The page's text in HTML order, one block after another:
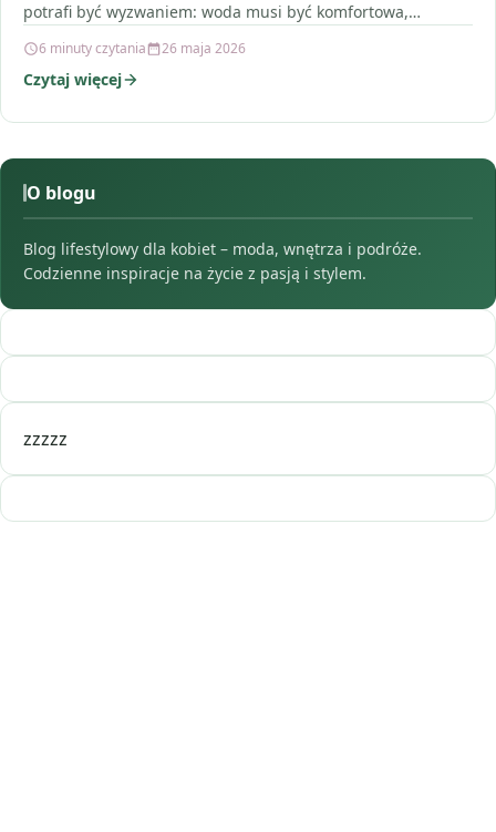
potrafi być wyzwaniem: woda musi być komfortowa,
6 minuty czytania 26 maja 2026
Czytaj więcej
O blogu
Blog lifestylowy dla kobiet – moda, wnętrza i podróże.
Codzienne inspiracje na życie z pasją i stylem.
zzzzz